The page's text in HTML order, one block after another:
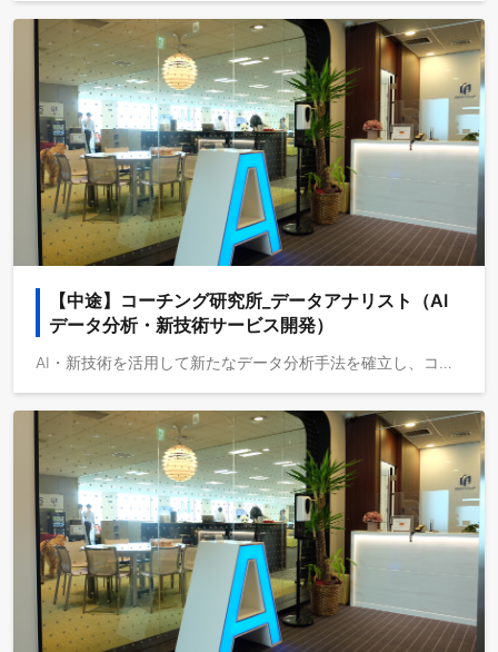
【中途】コーチング研究所_データアナリスト（AI
データ分析・新技術サービス開発）
AI・新技術を活用して新たなデータ分析手法を確立し、コーチングの可能性を追求し、組織課題の見える化に取り組むポジションです。 コーチ・エィは、コーチング研究所の設立以降、長年、コーチングに関する様々なデータを蓄積し、未来のコーチングの創造に挑戦し続けてきました。 そのデータには、テキストデータ（セッションデータ等）や音声データを含み、分析の可能性は無限大です。 私たちと一緒にその魅力的なデータを用いた分析技術や新サービスの開発に情熱を注ぎたい方を募集します。 【主な業務内容】 AI・新技術を活用した分析手法・モデルの確立と実用化。 最適な分析手法と手順を設計し、大規模言語モデルにおけるプロンプトの作成等エンジニアとともに分析を遂行し、コーチング研究所リサーチャーとともにお客様への提供物として完成させる、そのPDCAを実行する、一連の業務を担っていただきます。 最先端のAIコーチング事業チームとも密に連携します。 【意欲、経験、能力に応じて担っていただきたい業務】 - さらに広範なAI・新技術活用手法の開発 - ツール開発のプロジェクトマネジメント - 外部機関（ベンダー、パートナー企業、大学など）との連携と共同研究推進 - 研究成果のビジネス活用戦略の策定